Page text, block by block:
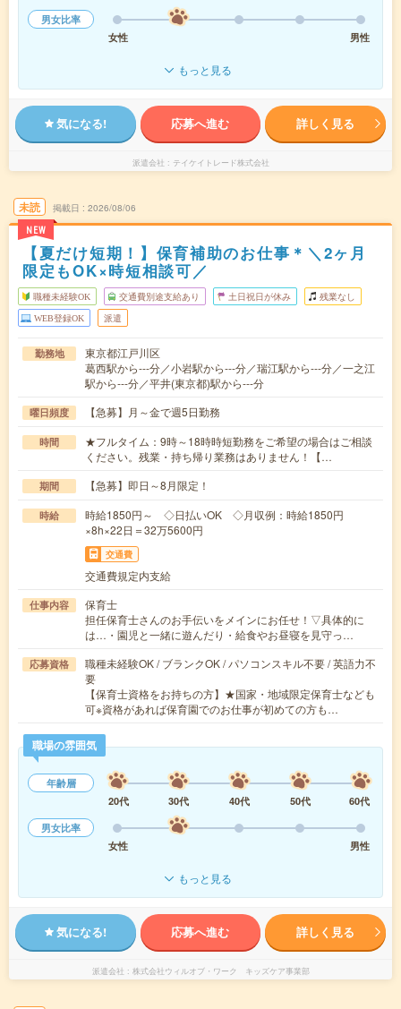
男女比率
女性
男性
もっと見る
気になる! 応募へ進む 詳しく見る
派遣会社 テイケイトレード株式会社
未読
NEW
掲載日 2026/08/06
【夏だけ短期！】保育補助のお仕事＊＼2ヶ月
限定もOK×時短相談可／
職種未経験OK 交通費別途支給あり 土日祝日が休み 残業なし
WEB登録OK 派遣
勤務地
東京都江戸川区
葛西駅から---分／小岩駅から---分／瑞江駅から---分／一之江
駅から---分／平井(東京都)駅から---分
曜日頻度 【急募】月～金で週5日勤務
時間
★フルタイム：9時～18時時短勤務をご希望の場合はご相談
ください。残業・持ち帰り業務はありません！【…
期間 【急募】即日～8月限定！
時給
時給1850円～ ◇日払いOK ◇月収例：時給1850円
×8h×22日＝32万5600円
交通費
交通費規定内支給
仕事内容
保育士
担任保育士さんのお手伝いをメインにお任せ！▽具体的に
は…・園児と一緒に遊んだり・給食やお昼寝を見守っ…
応募資格
職種未経験OK / ブランクOK / パソコンスキル不要 / 英語力不
要
【保育士資格をお持ちの方】★国家・地域限定保育士なども
可※資格があれば保育園でのお仕事が初めての方も…
職場の雰囲気
年齢層
20代
30代 40代 50代
60代
男女比率
女性
男性
もっと見る
気になる! 応募へ進む 詳しく見る
派遣会社 株式会社ウィルオブ・ワーク キッズケア事業部